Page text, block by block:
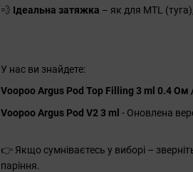
💨 Ідеальна затяжка – як для MTL
У нас ви знайдете:
Voopoo Argus Pod Top Filling 3 ml 0.4
Voopoo Argus Pod V2 3 ml - Оновлена
👉 Якщо сумніваєтесь у виборі –
паріння.